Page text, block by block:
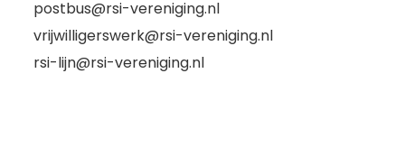
postbus@rsi-vereniging.nl
vrijwilligerswerk@rsi-vereniging.nl
rsi-lijn@rsi-vereniging.nl